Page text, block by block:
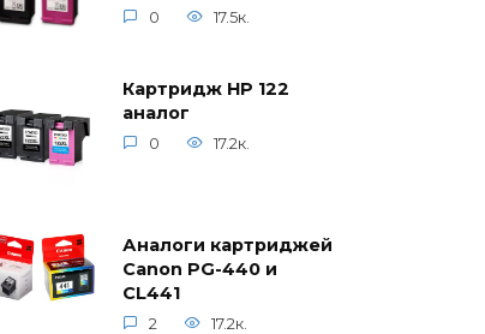
0 17.5к.
Картридж HP 122
аналог
0 17.2к.
Аналоги картриджей
Canon PG-440 и
CL441
2 17.2к.